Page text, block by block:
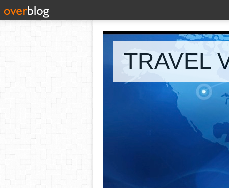
TRAVEL